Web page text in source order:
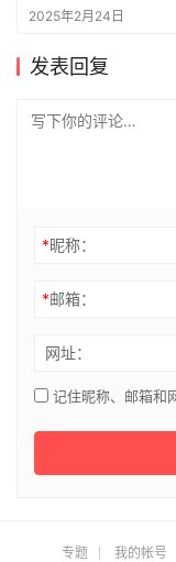
跟其后的居然是
2025年2月24日
发表回复
*昵称：
*邮箱：
网址：
记住昵称、邮箱和
专题 我的帐号